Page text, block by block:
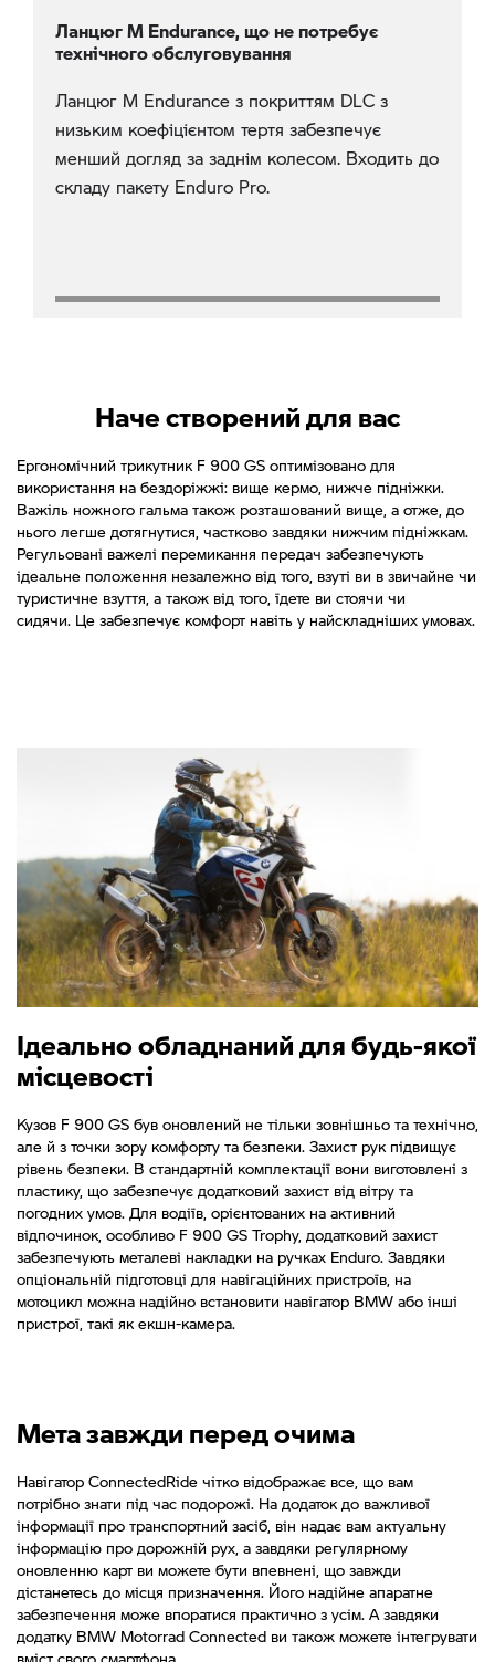
Ланцюг M Endurance, що не потребує
технічного обслуговування
Ланцюг M Endurance з покриттям DLC з
низьким коефіцієнтом тертя забезпечує
менший догляд за заднім колесом. Входить до
складу пакету Enduro Pro.
Наче створений для вас
Ергономічний трикутник F 900 GS оптимізовано для
використання на бездоріжжі: вище кермо, нижче підніжки.
Важіль ножного гальма також розташований вище, а отже, до
нього легше дотягнутися, частково завдяки нижчим підніжкам.
Регульовані важелі перемикання передач забезпечують
ідеальне положення незалежно від того, взуті ви в звичайне чи
туристичне взуття, а також від того, їдете ви стоячи чи
сидячи. Це забезпечує комфорт навіть у найскладніших умовах.
Ідеально обладнаний для будь-якої
місцевості
Кузов F 900 GS був оновлений не тільки зовнішньо та технічно,
але й з точки зору комфорту та безпеки. Захист рук підвищує
рівень безпеки. В стандартній комплектації вони виготовлені з
пластику, що забезпечує додатковий захист від вітру та
погодних умов. Для водіїв, орієнтованих на активний
відпочинок, особливо F 900 GS Trophy, додатковий захист
забезпечують металеві накладки на ручках Enduro. Завдяки
опціональній підготовці для навігаційних пристроїв, на
мотоцикл можна надійно встановити навігатор BMW або інші
пристрої, такі як екшн-камера.
Мета завжди перед очима
Навігатор ConnectedRide чітко відображає все, що вам
потрібно знати під час подорожі. На додаток до важливої
інформації про транспортний засіб, він надає вам актуальну
інформацію про дорожній рух, а завдяки регулярному
оновленню карт ви можете бути впевнені, що завжди
дістанетесь до місця призначення. Його надійне апаратне
забезпечення може впоратися практично з усім. А завдяки
додатку BMW Motorrad Connected ви також можете інтегрувати